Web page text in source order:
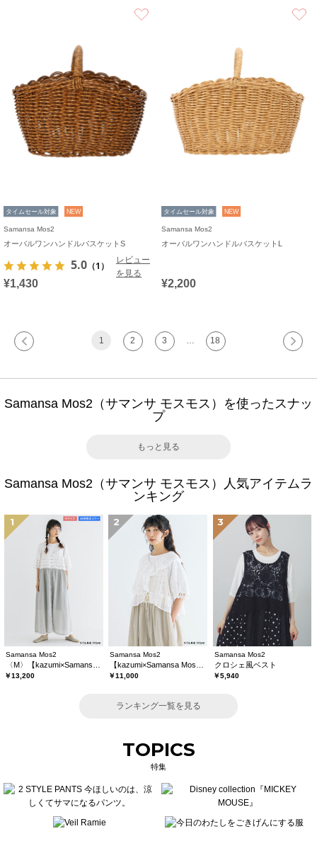
タイムセール対象 NEW
Samansa Mos2
オーバルワンハンドルバスケットS
5.0 （1）
レビュー
を見る
¥1,430
タイムセール対象 NEW
Samansa Mos2
オーバルワンハンドルバスケットL
¥2,200
1 2 3 18
Samansa Mos2（サマンサ モスモス）を使ったスナッ
プ
もっと見る
Samansa Mos2（サマンサ モスモス）人気アイテムラ
ンキング
1
Samansa Mos2
￥13,200
2
Samansa Mos2
￥11,000
3
Samansa Mos2
クロシェ風ベスト
￥5,940
ランキング一覧を見る
TOPICS
特集